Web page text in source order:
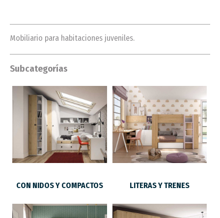
Mobiliario para habitaciones juveniles.
Subcategorías
CON NIDOS Y COMPACTOS LITERAS Y TRENES